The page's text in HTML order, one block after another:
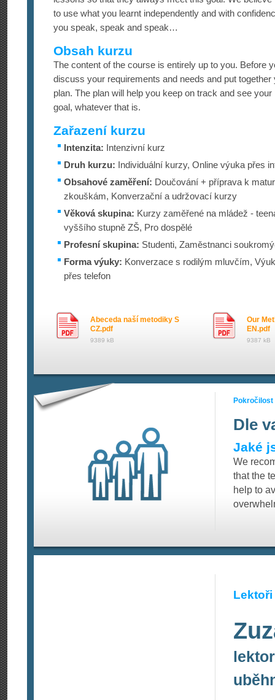
to use what you learnt independently and with
you speak, speak and speak…
Obsah kurzu
The content of the course is entirely up to you. Before
discuss your requirements and needs and put
plan. The plan will help you keep on track and see
goal, whatever that is.
Zařazení kurzu
Intenzita: Intenzivní kurz
Druh kurzu: Individuální kurzy, Online výuka přes
Obsahové zaměření: Doučování + příprava k
zkouškám, Konverzační a udržovací kurzy
Věková skupina: Kurzy zaměřené na mládež -
vyššího stupně ZŠ, Pro dospělé
Profesní skupina: Studenti, Zaměstnanci
Forma výuky: Konverzace s rodilým mluvčím,
přes telefon
Abeceda naší metodiky S
CZ.pdf
9389 kB
Our
EN.pdf
9387 kB
Pokročilost
Dle
Jaké
We
that the
help to